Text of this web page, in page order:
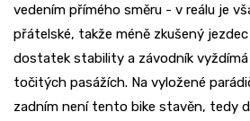
vedením přímého směru - v reálu je
přátelské, takže méně zkušený
dostatek stability a závodník vyždímá
točitých pasážích. Na vyložené
zadním není tento bike stavěn, tedy